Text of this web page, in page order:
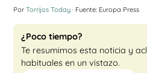
Por Torrijos Today · Fuente: Europa Press
¿Poco tiempo?
Te resumimos esta noticia y
habituales en un vistazo.